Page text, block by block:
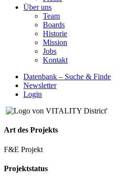
Über uns
Team
Boards
Historie
Mission
Jobs
Kontakt
Datenbank – Suche & Finde
Newsletter
Login
Art des Projekts
F&E Projekt
Projektstatus